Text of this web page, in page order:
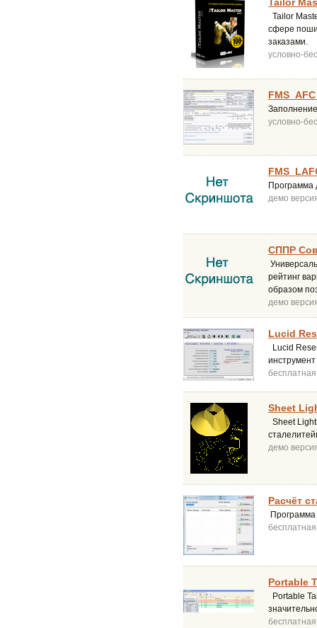
Tailor
сфере
заказами.
условно-
условно-
Программа
демо
СППР
рейтинг
образом
демо
Lucid
Lucid
бесплатная
Sheet
Sheet
демо
Расчёт
Программа
бесплатная
Portable
Portable
бесплатная